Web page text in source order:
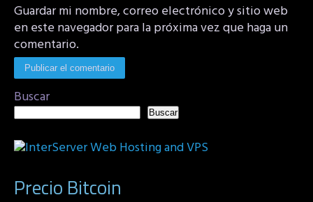
Guardar mi nombre, correo electrónico y sitio web
en este navegador para la próxima vez que haga un
comentario.
Buscar
Buscar
Precio Bitcoin